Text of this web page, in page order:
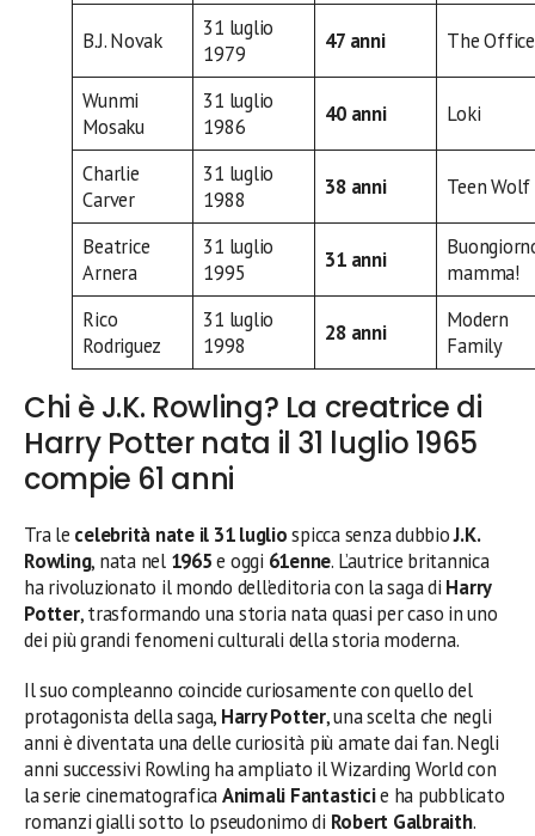
B.J. Novak
31 luglio
1979
47 anni The Office
Wunmi
Mosaku
31 luglio
1986
40 anni Loki
Charlie
Carver
31 luglio
1988
38 anni Teen Wolf
Beatrice
Arnera
31 luglio
1995
31 anni
mamma!
Rico
Rodriguez
31 luglio
1998
28 anni
Modern
Family
Chi è J.K. Rowling? La creatrice di
Harry Potter nata il 31 luglio 1965
compie 61 anni
Tra le celebrità nate il 31 lugliospicca senza dubbioJ.K.
Rowling, nata nel 1965e oggi 61enne. L’autrice britannica
ha rivoluzionato il mondo dell’editoria con la saga di Harry
Potter, trasformando una storia nata quasi per caso in uno
dei più grandi fenomeni culturali della storia moderna.
Il suo compleanno coincide curiosamente con quello del
protagonista della saga, Harry Potter, una scelta che negli
anni è diventata una delle curiosità più amate dai fan. Negli
anni successivi Rowling ha ampliato il Wizarding World con
la serie cinematograficaAnimali Fantasticie ha pubblicato
romanzi gialli sotto lo pseudonimo di Robert Galbraith.